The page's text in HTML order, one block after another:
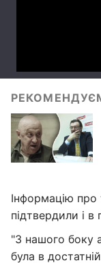
Інформацію
підтвердили і в
"З нашого боку
була в